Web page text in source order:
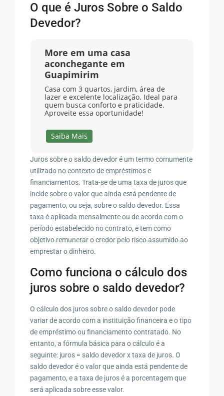
O que é Juros Sobre o Saldo
Devedor?
More em uma casa
aconchegante em
Guapimirim
Casa com 3 quartos, jardim, área de
lazer e excelente localização. Ideal para
quem busca conforto e praticidade.
Aproveite essa oportunidade!
Saiba Mais
Juros sobre o saldo devedor é um termo comumente
utilizado no contexto de empréstimos e
financiamentos. Trata-se de uma taxa de juros que
incide sobre o valor que ainda está pendente de
pagamento, ou seja, sobre o saldo devedor. Essa
taxa é aplicada mensalmente ou de acordo com o
período estabelecido no contrato, e tem como
objetivo remunerar o credor pelo risco assumido ao
emprestar o dinheiro.
Como funciona o cálculo dos
juros sobre o saldo devedor?
O cálculo dos juros sobre o saldo devedor pode
variar de acordo com a instituição financeira e o tipo
de empréstimo ou financiamento contratado. No
entanto, a fórmula básica para o cálculo é a
seguinte: juros = saldo devedor x taxa de juros. O
saldo devedor é o valor que ainda está pendente de
pagamento, e a taxa de juros é a porcentagem que
será aplicada sobre esse valor.